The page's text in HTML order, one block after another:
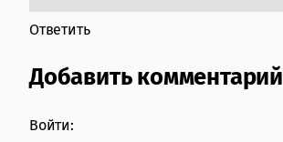
Ответить
Добавить комментарий
Войти: